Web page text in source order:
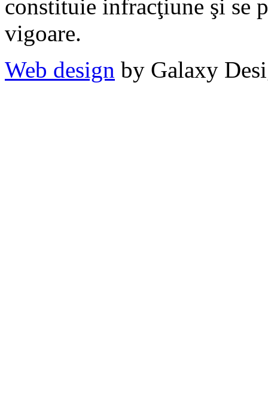
constituie infracţiune şi se
vigoare.
Web design by Galaxy